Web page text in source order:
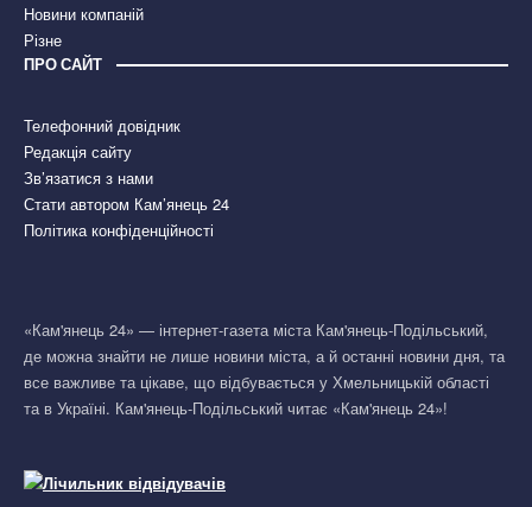
Новини компаній
Різне
ПРО САЙТ
Телефонний довідник
Редакція сайту
Зв’язатися з нами
Стати автором Кам’янець 24
Політика конфіденційності
«Кам'янець 24» — інтернет-газета міста Кам'янець-Подільський,
де можна знайти не лише новини міста, а й останні новини дня, та
все важливе та цікаве, що відбувається у Хмельницькій області
та в Україні. Кам'янець-Подільський читає «Кам'янець 24»!